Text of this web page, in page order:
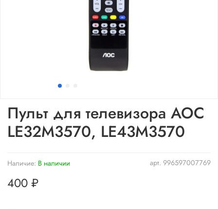
арт. 996597007769
Наличие: В наличии
Пульт для телевизора AOC
LE32M3570, LE43M3570
400 ₽